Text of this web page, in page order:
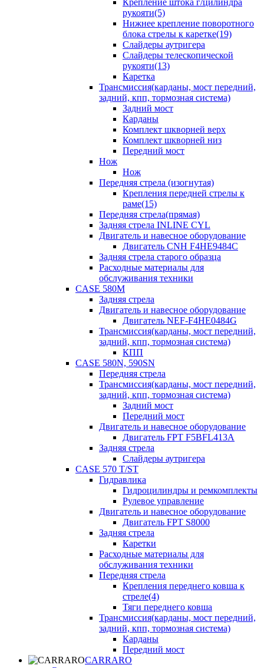
Крепление штока г/цилиндра
рукояти(5)
Нижнее крепление поворотного
блока стрелы к каретке(19)
Слайдеры аутригера
Слайдеры телескопической
рукояти(13)
Каретка
Трансмиссия(карданы, мост передний,
задний, кпп, тормозная система)
Задний мост
Карданы
Комплект шкворней верх
Комплект шкворней низ
Передний мост
Нож
Нож
Передняя стрела (изогнутая)
Крепления передней стрелы к
раме(15)
Передняя стрела(прямая)
Задняя стрела INLINE CYL
Двигатель и навесное оборудование
Двигатель CNH F4HE9484C
Задняя стрела старого образца
Расходные материалы для
обслуживания техники
CASE 580M
Задняя стрела
Двигатель и навесное оборудование
Двигатель NEF-F4HE0484G
Трансмиссия(карданы, мост передний,
задний, кпп, тормозная система)
КПП
CASE 580N, 590SN
Передняя стрела
Трансмиссия(карданы, мост передний,
задний, кпп, тормозная система)
Задний мост
Передний мост
Двигатель и навесное оборудование
Двигатель FPT F5BFL413A
Задняя стрела
Слайдеры аутригера
CASE 570 T/ST
Гидравлика
Гидроцилиндры и ремкомплекты
Рулевое управление
Двигатель и навесное оборудование
Двигатель FPT S8000
Задняя стрела
Каретки
Расходные материалы для
обслуживания техники
Передняя стрела
Крепления переднего ковша к
стреле(4)
Тяги переднего ковша
Трансмиссия(карданы, мост передний,
задний, кпп, тормозная система)
Карданы
Передний мост
CARRARO